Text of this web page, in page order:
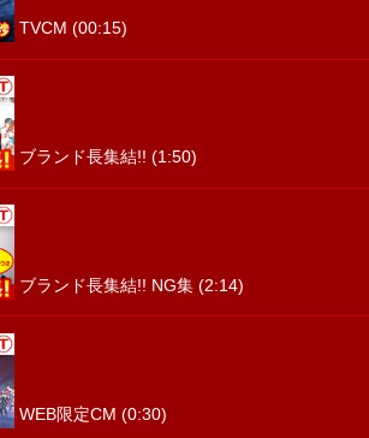
TVCM (00:15)
ブランド長集結!! (1:50)
ブランド長集結!! NG集 (2:14)
WEB限定CM (0:30)